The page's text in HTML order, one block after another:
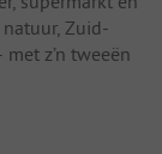
Zuid-
z’n tweeën